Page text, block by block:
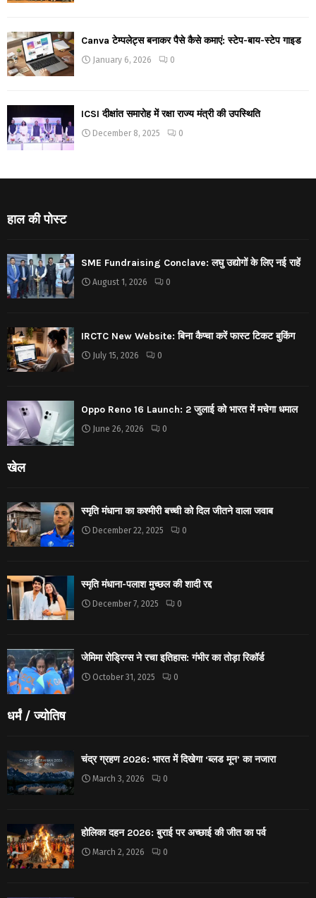
Canva टेम्पलेट्स बनाकर पैसे कैसे कमाएं: स्टेप-बाय-स्टेप गाइड
January 6, 2026 0
ICSI दीक्षांत समारोह में रक्षा राज्य मंत्री की उपस्थिति
December 8, 2025 0
हाल की पोस्ट
SME Fundraising Conclave: लघु उद्योगों के लिए नई राहें
August 1, 2026 0
IRCTC New Website: बिना कैप्चा करें फास्ट टिकट बुकिंग
July 15, 2026 0
Oppo Reno 16 Launch: 2 जुलाई को भारत में मचेगा धमाल
June 26, 2026 0
खेल
स्मृति मंधाना का कश्मीरी बच्ची को दिल जीतने वाला जवाब
December 22, 2025 0
स्मृति मंधाना-पलाश मुच्छल की शादी रद्द
December 7, 2025 0
जेमिमा रोड्रिग्स ने रचा इतिहास: गंभीर का तोड़ा रिकॉर्ड
October 31, 2025 0
धर्मं / ज्योतिष
चंद्र ग्रहण 2026: भारत में दिखेगा ‘ब्लड मून’ का नजारा
March 3, 2026 0
होलिका दहन 2026: बुराई पर अच्छाई की जीत का पर्व
March 2, 2026 0